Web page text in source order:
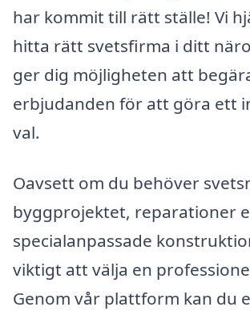
har kommit till rätt ställe! Vi
hitta rätt svetsfirma i ditt
ger dig möjligheten att
erbjudanden för att göra ett
val.
Oavsett om du behöver
byggprojektet, reparationer
specialanpassade
viktigt att välja en
Genom vår plattform kan du